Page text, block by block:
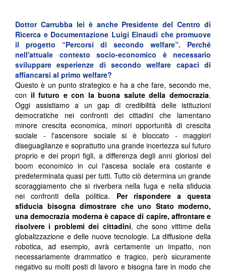
Dottor Carrubba lei è anche Presidente delCentro di
Ricerca e Documentazione Luigi Einaudi che promuove
il progetto “Percorsi di secondo welfare”. Perché
nell'attuale contesto socio-economico è necessario
sviluppare esperienze di secondo welfare capaci di
affiancarsi al primo welfare?
Questo è un punto strategico e ha a che fare, secondo me,
con il futuro e con la buona salute della democrazia.
Oggi assistiamo a un gap di credibilità delle istituzioni
democratiche nei confronti dei cittadini che lamentano
minore crescita economica, minori opportunità di crescita
sociale - l'ascensore sociale si è bloccato - maggiori
diseguaglianze e soprattutto una grande incertezza sul futuro
proprio e dei propri figli, a differenza degli anni gloriosi del
boom economico in cui l'ascesa sociale era costante e
predeterminata quasi per tutti. Tutto ciò determina un grande
scoraggiamento che si riverbera nella fuga e nella sfiducia
nei confronti della politica. Per rispondere a questa
sfiducia bisogna dimostrare che uno Stato moderno,
una democrazia moderna è capace di capire, affrontare e
risolvere i problemi dei cittadini, che sono vittime della
globalizzazione e delle nuove tecnologie. La diffusione della
robotica, ad esempio, avrà certamente un impatto, non
necessariamente drammatico e tragico, però sicuramente
negativo su molti posti di lavoro e bisogna fare in modo che